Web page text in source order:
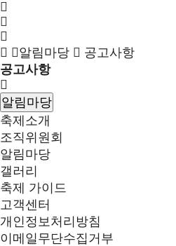
알림마당
공고사항
공고사항
알림마당
축제소개
조직위원회
알림마당
갤러리
축제 가이드
고객센터
개인정보처리방침
이메일무단수집거부